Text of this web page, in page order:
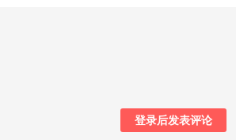
登录后发表评论